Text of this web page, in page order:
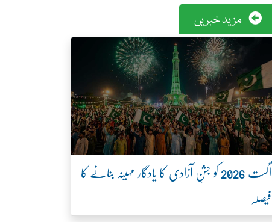
مزید خبریں
اگست 2026 کو جشنِ آزادی کا یادگار مہینہ بنانے کا
فیصلہ